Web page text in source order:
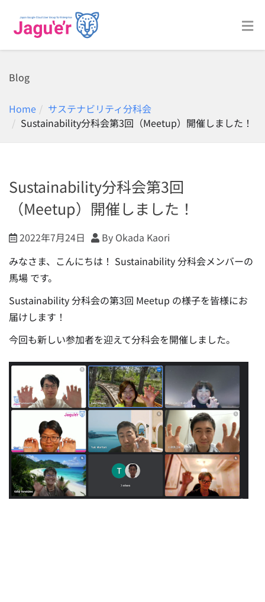
Blog
Home
サステナビリティ分科会
Sustainability分科会第3回（Meetup）開催しました！
Sustainability分科会第3回
（Meetup）開催しました！
2022年7月24日
By Okada Kaori
みなさま、こんにちは！ Sustainability 分科会メンバーの
馬場 です。
Sustainability 分科会の第3回 Meetup の様子を皆様にお
届けします！
今回も新しい参加者を迎えて分科会を開催しました。